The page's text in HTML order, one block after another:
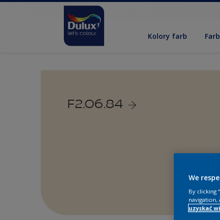
Kolory farb
F2.06.84
We
By clicking
navigation,
uzyskać